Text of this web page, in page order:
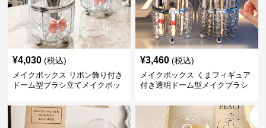
¥4,030 (税込)
メイクボックス リボン飾り付き
ドーム型ブラシ立てメイクボッ
¥3,460 (税込)
メイクボックス くまフィギュア
付き透明ドーム型メイクブラシ